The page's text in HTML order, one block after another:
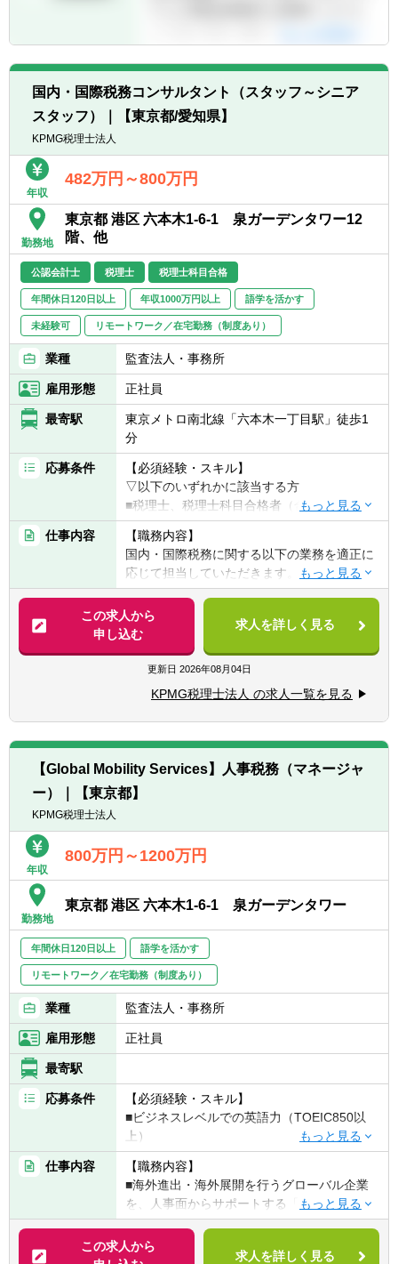
■法定時間外労働月平均30時間以内で、スケ
です。従業員の多様な働き方に対応いたしま
す。
国内・国際税務コンサルタント（スタッフ～シニア
スタッフ）｜【東京都/愛知県】
KPMG税理士法人
年収
482万円～800万円
勤務地
東京都 港区 六本木1-6-1 泉ガーデンタワー12
階、他
公認会計士 税理士 税理士科目合格
年間休日120日以上 年収1000万円以上 語学を活かす
未経験可 リモートワーク／在宅勤務（制度あり）
業種 監査法人・事務所
雇用形態 正社員
最寄駅
東京メトロ南北線「六本木一丁目駅」徒歩1
分
応募条件
【必須経験・スキル】
▽以下のいずれかに該当する方
■税理士、税理士科目合格者（合格科目・科
目数は不問）
■公認会計士
【歓迎経験・スキル】
■税務士法人での業務経験
■事業会社の管理部門（税務・経理・財務）
での業務経験
■監査法人での業務経験
■ビジネスレベルの英語力
※英語力があることで業務の幅が広がりま
仕事内容
【職務内容】
国内・国際税務に関する以下の業務を適正に
応じて担当していただきます。
【具体的には】
■法人税申告書作成業務及びレビュー業務
■税務調査の立会い
■企業買収・企業再編・合併に関するコンサ
ルティング業務
■国際事業戦略・投資形態に関するコンサル
ティング業務
■海外税制リサーチ業務及びコンサルティン
■金融取引・商品/証券化取引に関するコンサ
ルティング業務 等
この求人から
申し込む
求人を詳しく見る
更新日 2026年08月04日
KPMG税理士法人 の求人一覧を見る
【Global Mobility Services】人事税務（マネージャ
ー）｜【東京都】
KPMG税理士法人
年収
800万円～1200万円
勤務地
東京都 港区 六本木1-6-1 泉ガーデンタワー
年間休日120日以上 語学を活かす
リモートワーク／在宅勤務（制度あり）
業種 監査法人・事務所
雇用形態 正社員
最寄駅
応募条件
【必須経験・スキル】
■ビジネスレベルでの英語力（TOEIC850以
上）
■税理士又は税理士試験所得税合格者
■人事部勤務経験
▽下記いずれかの経験がある方
■確定申告書作成
■グローバル人事部勤務
■グローバル人事コンサルティング業務従事
仕事内容
【職務内容】
■海外進出・海外展開を行うグローバル企業
を、人事面からサポートする「人事税務」業
務に携わっていただきます。受入外国人の確
定申告書作成業務や従業員の国際間異動に関
する人事および関連税務のコンサルティング
この求人から
求人を詳しく見る